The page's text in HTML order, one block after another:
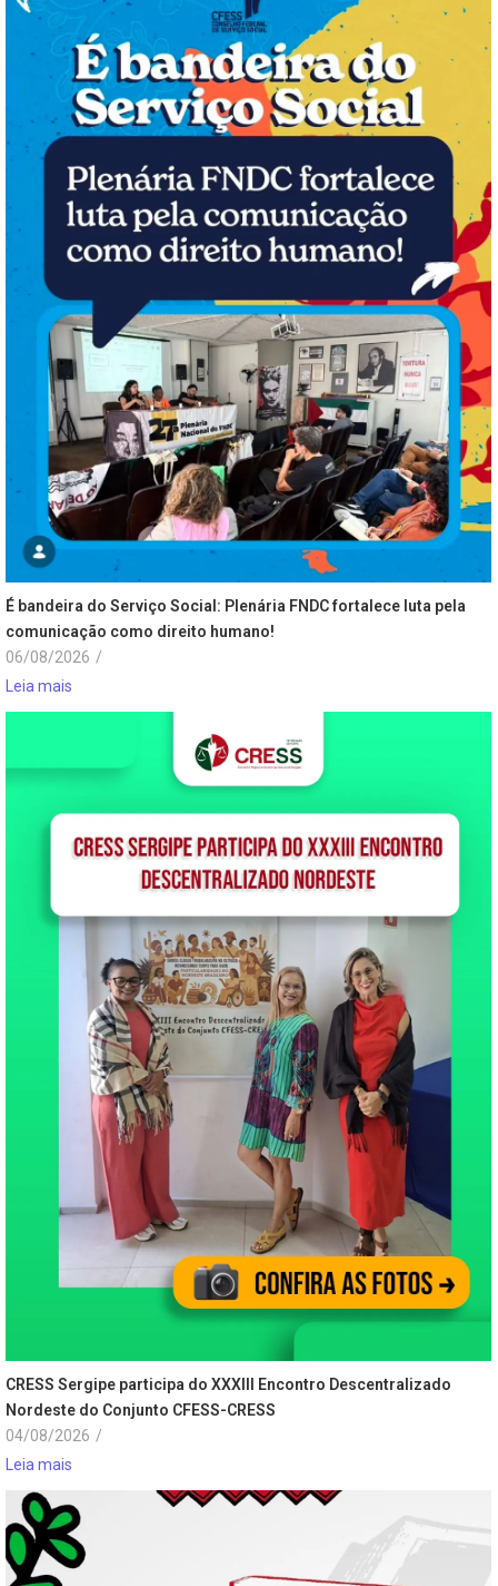
É bandeira do Serviço Social: Plenária FNDC fortalece luta pela
comunicação como direito humano!
06/08/2026 /
Leia mais
CRESS Sergipe participa do XXXIII Encontro Descentralizado
Nordeste do Conjunto CFESS-CRESS
04/08/2026 /
Leia mais